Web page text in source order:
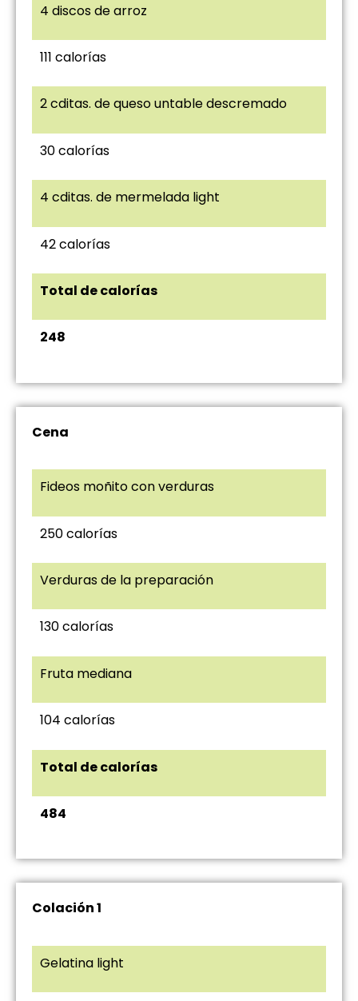
4 discos de arroz
111 calorías
2 cditas. de queso untable descremado
30 calorías
4 cditas. de mermelada light
42 calorías
Total de calorías
248
Cena
Fideos moñito con verduras
250 calorías
Verduras de la preparación
130 calorías
Fruta mediana
104 calorías
Total de calorías
484
Colación 1
Gelatina light